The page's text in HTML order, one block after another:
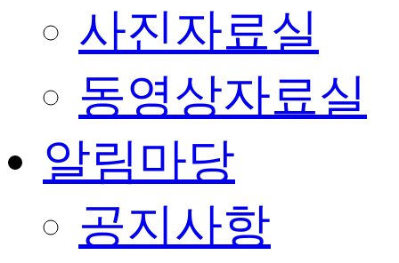
사진자료실
동영상자료실
알림마당
공지사항